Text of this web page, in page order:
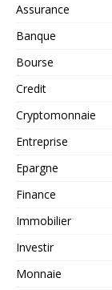
Assurance
Banque
Bourse
Credit
Cryptomonnaie
Entreprise
Epargne
Finance
Immobilier
Investir
Monnaie